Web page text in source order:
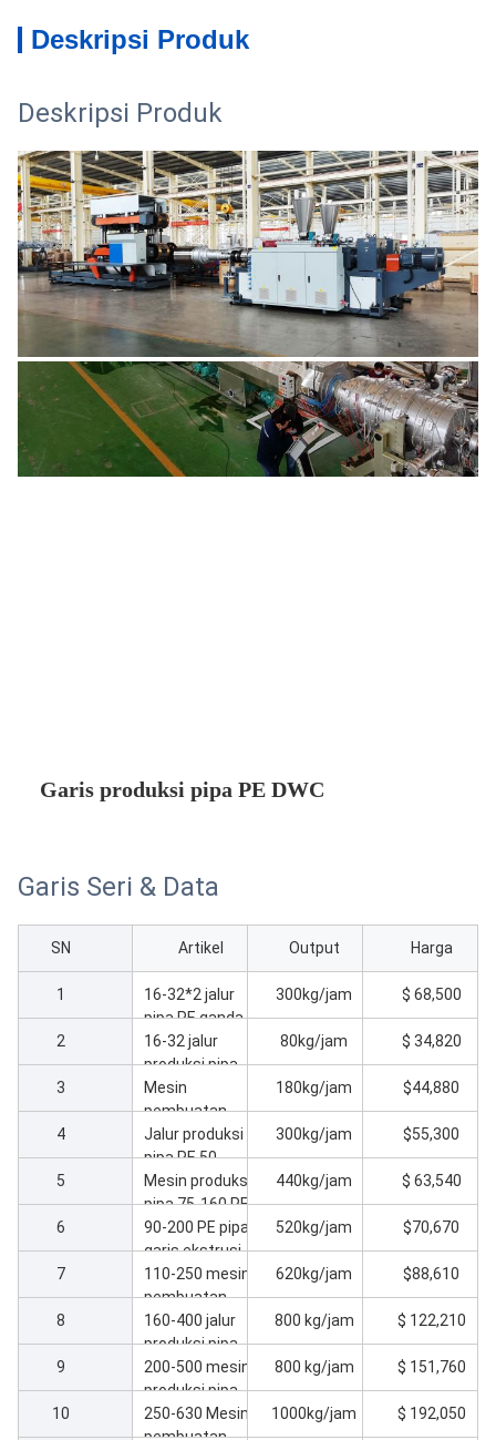
Deskripsi Produk
Deskripsi Produk
Garis produksi pipa PE DWC
Garis Seri & Data
SN Artikel Output Harga
1
16-32*2 jalur
pipa PE ganda
kecepatan
tinggi
300kg/jam $ 68,500
2
16-32 jalur
produksi pipa
PE
80kg/jam $ 34,820
3
Mesin
pembuatan
pipa 20-63 PE
180kg/jam $44,880
4
Jalur produksi
pipa PE 50-
110mm
300kg/jam $55,300
5
Mesin produksi
pipa 75-160 PE
440kg/jam $ 63,540
6
90-200 PE pipa
garis ekstrusi
520kg/jam $70,670
7
110-250 mesin
pembuatan
pipa PE
620kg/jam $88,610
8
160-400 jalur
produksi pipa
PE
800 kg/jam $ 122,210
9
200-500 mesin
produksi pipa
PE dengan
800 kg/jam $ 151,760
10
250-630 Mesin
1000kg/jam $ 192,050